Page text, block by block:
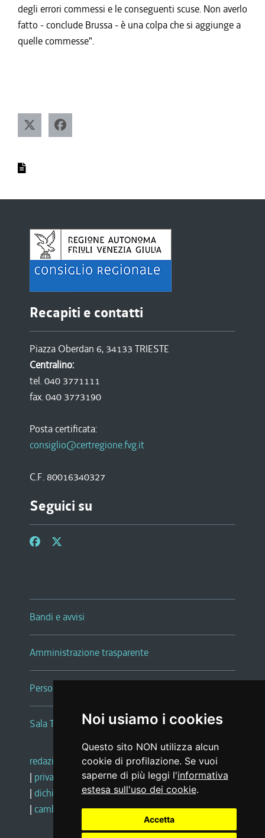
Noi usiamo i cookies
Questo sito NON utilizza alcun
cookie di profilazione. Se vuoi
saperne di più leggi l'informativa
estesa sull'uso dei cookie.
Accetta
degli errori commessi e le conseguenti scuse. Non averlo
fatto - conclude Brussa - è una colpa che si aggiunge a
quelle commesse".
Recapiti e contatti
Piazza Oberdan 6, 34133 TRIESTE
Centralino:
tel. 040 3771111
fax. 040 3773190
Posta certificata:
consiglio@certregione.fvg.it
C.F. 80016340327
Seguici su
Bandi e avvisi
Amministrazione trasparente
Persone e Uffici
Sala Tiziano Tessitori
redazione web |note legali |glossario
| privacy
social media policy
| dichiarazione di accessibilità |feedback
| cambio preferenze cookie